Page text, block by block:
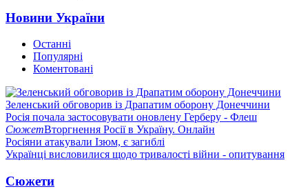
Новини України
Останні
Популярні
Коментовані
Зеленський обговорив із Драпатим оборону Донеччини
Росія почала застосовувати оновлену Герберу - Флеш
СюжетВторгнення Росії в Україну. Онлайн
Росіяни атакували Ізюм, є загиблі
Українці висловилися щодо тривалості війни - опитування
Сюжети